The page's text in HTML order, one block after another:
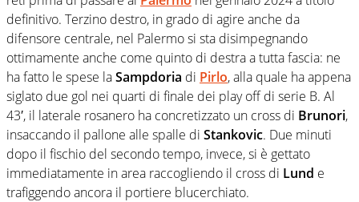
definitivo. Terzino destro, in grado di agire anche da
difensore centrale, nel Palermo si sta disimpegnando
ottimamente anche come quinto di destra a tutta fascia: ne
ha fatto le spese laSampdoria di Pirlo, alla quale ha appena
siglato due gol nei quarti di finale dei play off di serie B. Al
43′, il laterale rosanero ha concretizzato un cross di Brunori,
insaccando il pallone alle spalle di Stankovic. Due minuti
dopo il fischio del secondo tempo, invece, si è gettato
immediatamente in area raccogliendo il cross di Lund e
trafiggendo ancora il portiere blucerchiato.